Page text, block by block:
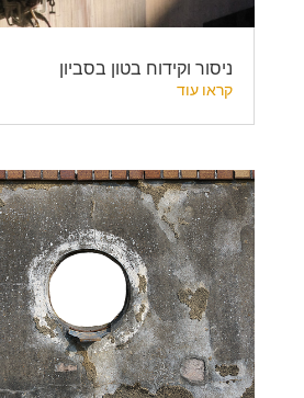
ניסור וקידוח בטון בסביון
קראו עוד